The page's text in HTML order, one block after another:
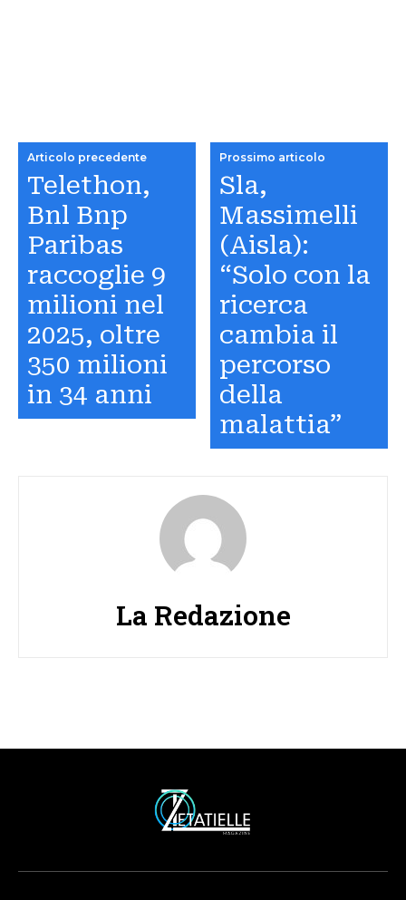
Articolo precedente
Telethon,
Bnl Bnp
Paribas
raccoglie 9
milioni nel
2025, oltre
350 milioni
in 34 anni
Prossimo articolo
Sla,
Massimelli
(Aisla):
“Solo con la
ricerca
cambia il
percorso
della
malattia”
La Redazione